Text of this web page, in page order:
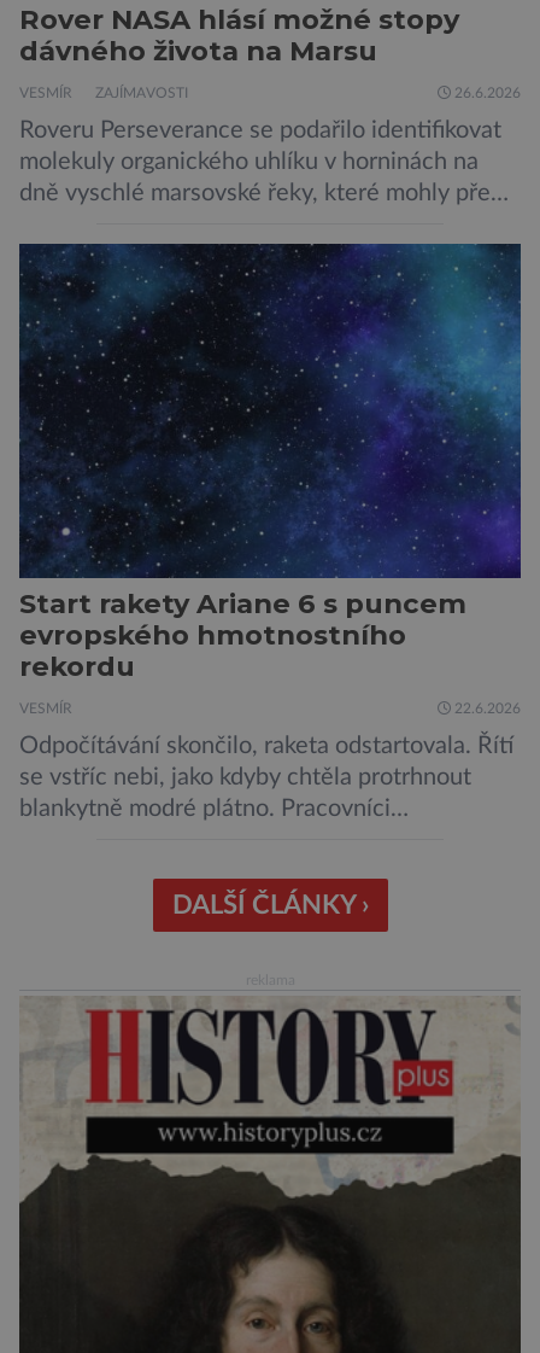
Rover NASA hlásí možné stopy
dávného života na Marsu
VESMÍR ZAJÍMAVOSTI 26.6.2026
Roveru Perseverance se podařilo identifikovat
molekuly organického uhlíku v horninách na
dně vyschlé marsovské řeky, které mohly před
Svědčí snad o dávném životě na planetě?
Měření provedená přístrojem Sherloc,
umístěném na roveru Perseverance,
identifikovala organický uhlík v jílovcích z
výchozů, což jsou vyhaslé podzemní lávové
proudy vystupující na povrch, sopky […]
Start rakety Ariane 6 s puncem
evropského hmotnostního
rekordu
VESMÍR 22.6.2026
Odpočítávání skončilo, raketa odstartovala. Řítí
se vstříc nebi, jako kdyby chtěla protrhnout
blankytně modré plátno. Pracovníci
všechno podle plánu, nebo se něco pokazí?
Ariane 6 – tak se nazývá systém nosných raket
sloužit pro účely nejrůznějších vesmírných misí,
DALŠÍ ČLÁNKY ›